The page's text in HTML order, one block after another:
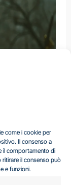
come i cookie per
Il consenso a
il comportamento di
ritirare il consenso può
e funzioni.
riservati